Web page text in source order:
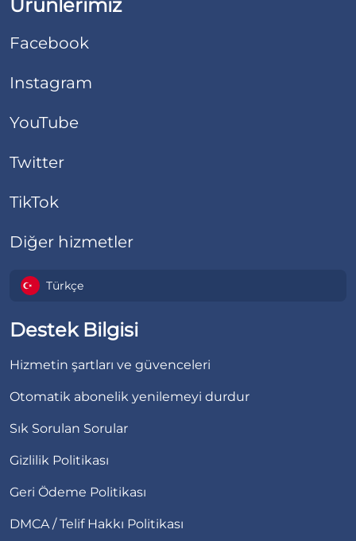
Ürünlerimiz
Facebook
Instagram
YouTube
Twitter
TikTok
Diğer hizmetler
Türkçe
Destek Bilgisi
Hizmetin şartları ve güvenceleri
Otomatik abonelik yenilemeyi durdur
Sık Sorulan Sorular
Gizlilik Politikası
Geri Ödeme Politikası
DMCA / Telif Hakkı Politikası